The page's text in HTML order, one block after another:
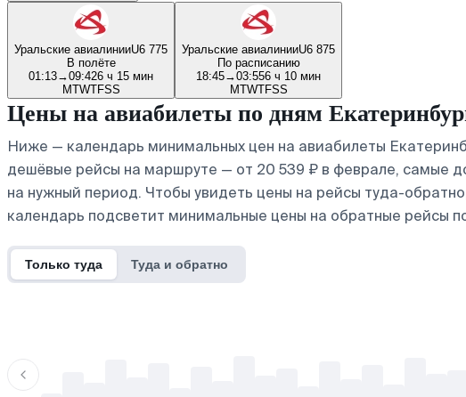
Уральские авиалинииU6 775
В полёте
01:13→09:426 ч 15 мин
MTWTFSS
Уральские авиалинииU6 875
По расписанию
18:45→03:556 ч 10 мин
MTWTFSS
Цены на авиабилеты по дням
Ниже — календарь минимальных цен на авиабилеты
дешёвые рейсы на маршруте — от 20 539 ₽ в феврале, самые
на нужный период. Чтобы увидеть цены на рейсы туда-
календарь подсветит минимальные цены на обратные рейсы
Только туда Туда и обратно